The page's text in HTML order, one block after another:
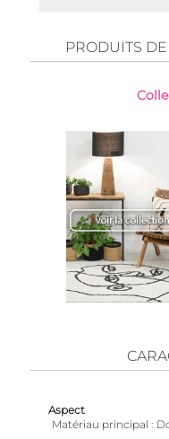
PRODUITS
Aspect
Matériau principal